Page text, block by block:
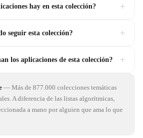
hay en esta colección? +
seguir esta colección? +
los aplicaciones de esta colección? +
— Más de 877.000 colecciones temáticas
A diferencia de las listas algorítmicas,
a mano por alguien que ama lo que